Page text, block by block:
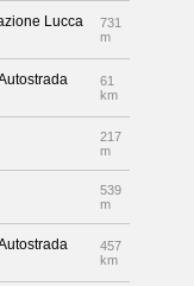
Lucca
731
m
61
km
217
m
539
m
457
km